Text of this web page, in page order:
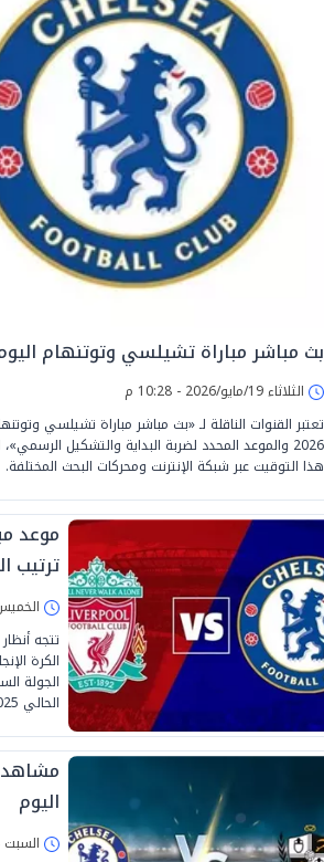
بث مباشر مباراة تشيلسي وتوتنهام
الثلاثاء 19/مايو/2026 - 10:28 م
2026 والموعد المحدد لضربة البداية والتشكيل
هذا التوقيت عبر شبكة الإنترنت ومحركات البحث المختلفة.
موعد
ترتيب
الخميس 07/مايو/2026 -
تتجه
الكرة
الجولة
الحالي 2025-2026.
اليوم
السبت 04/أبريل/2026 - 06:16 م